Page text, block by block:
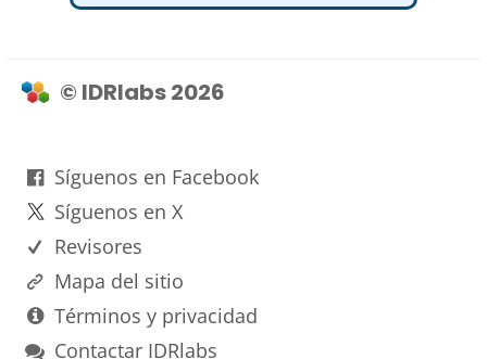
© IDRlabs 2026
Síguenos en Facebook
Síguenos en X
Revisores
Mapa del sitio
Términos y privacidad
Contactar IDRlabs